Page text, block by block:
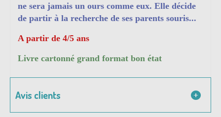
ne sera jamais un ours comme eux. Elle décide
de partir à la recherche de ses parents souris...
A partir de 4/5 ans
Livre cartonné grand format bon état
Avis clients